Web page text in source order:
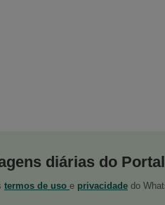
diárias do
termos de uso e privacidade do